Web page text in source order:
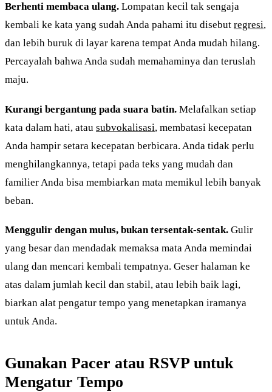
Berhenti membaca ulang. Lompatan kecil tak sengaja
kembali ke kata yang sudah Anda pahami itu disebut regresi,
dan lebih buruk di layar karena tempat Anda mudah hilang.
Percayalah bahwa Anda sudah memahaminya dan teruslah
maju.
Kurangi bergantung pada suara batin. Melafalkan setiap
kata dalam hati, atau subvokalisasi, membatasi kecepatan
Anda hampir setara kecepatan berbicara. Anda tidak perlu
menghilangkannya, tetapi pada teks yang mudah dan
familier Anda bisa membiarkan mata memikul lebih banyak
beban.
Menggulir dengan mulus, bukan tersentak-sentak. Gulir
yang besar dan mendadak memaksa mata Anda memindai
ulang dan mencari kembali tempatnya. Geser halaman ke
atas dalam jumlah kecil dan stabil, atau lebih baik lagi,
biarkan alat pengatur tempo yang menetapkan iramanya
untuk Anda.
Gunakan Pacer atau RSVP untuk
Mengatur Tempo